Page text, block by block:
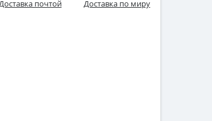
почтой Доставка по миру